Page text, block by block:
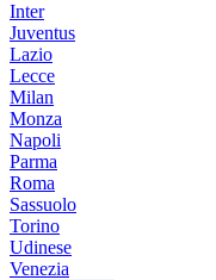
Inter
Juventus
Lazio
Lecce
Milan
Monza
Napoli
Parma
Roma
Sassuolo
Torino
Udinese
Venezia